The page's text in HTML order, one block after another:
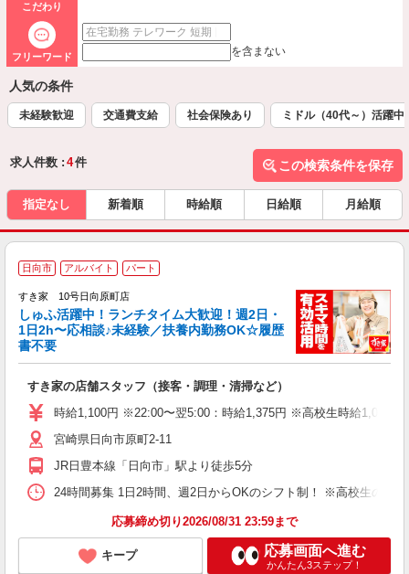
こだわり
フリーワード を含まない
人気の条件
未経験歓迎 交通費支給 社会保険あり ミドル（40代～）活躍中
求人件数 : 4件 この検索条件を保存
指定なし 新着順 時給順 日給順 月給順
日向市 アルバイト パート
すき家 10号日向原町店
しゅふ活躍中！ランチタイム大歓迎！週2日・
1日2h〜応相談♪未経験／扶養内勤務OK☆履歴
書不要
すき家の店舗スタッフ（接客・調理・清掃など）
時給1,100円 ※22:00〜翌5:00：時給1,375円 ※高校生時給1,023
宮崎県日向市原町2-11
JR日豊本線「日向市」駅より徒歩5分
24時間募集 1日2時間、週2日からOKのシフト制！ ※高校生のシ
応募締め切り2026/08/31 23:59まで
キープ 応募画面へ進む
かんたん3ステップ！